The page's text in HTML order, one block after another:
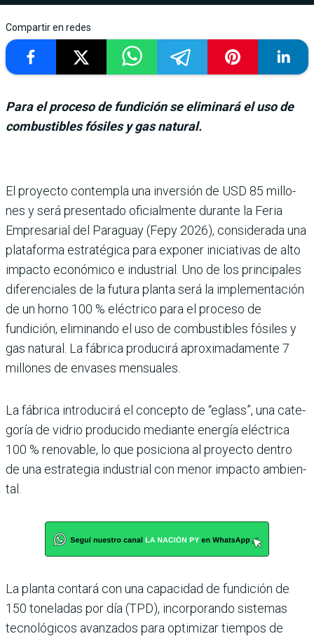
Compartir en redes
Para el proceso de fundición se eliminará el uso de
combustibles fósiles y gas natural.
El proyecto contempla una inversión de USD 85 millo­
nes y será presentado ofi­cialmente durante la Feria
Empresarial del Paraguay (Fepy 2026), considerada una
plataforma estratégica para exponer iniciativas de alto
impacto económico e industrial. Uno de los prin­cipales
diferenciales de la futura planta será la imple­mentación
de un horno 100 % eléctrico para el proceso de
fundición, eliminando el uso de combustibles fósiles y
gas natural. La fábrica producirá aproximadamente 7
millones de envases mensuales.
La fábrica introducirá el con­cepto de “eglass”, una cate­
goría de vidrio producido mediante energía eléctrica
100 % renovable, lo que posi­ciona al proyecto dentro
de una estrategia industrial con menor impacto ambien­
tal.
La planta contará con una capacidad de fundición de
150 toneladas por día (TPD), incorporando siste­mas
tecnológicos avanza­dos para optimizar tiempos de